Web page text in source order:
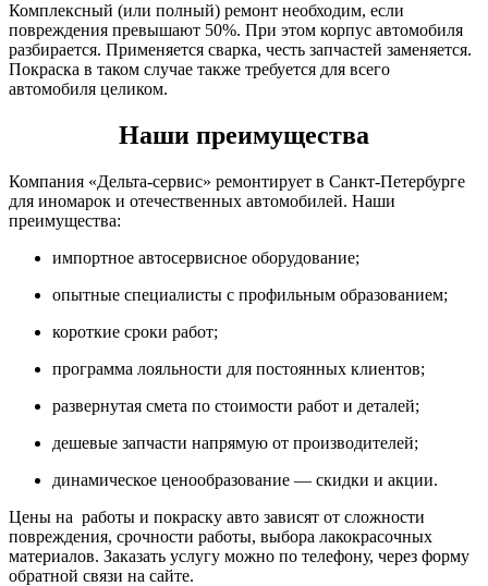
Комплексный (или полный) ремонт необходим, если
повреждения превышают 50%. При этом корпус автомобиля
разбирается. Применяется сварка, честь запчастей заменяется.
Покраска в таком случае также требуется для всего
автомобиля целиком.
Наши преимущества
Компания «Дельта-сервис» ремонтирует в Санкт-Петербурге
для иномарок и отечественных автомобилей. Наши
преимущества:
импортное автосервисное оборудование;
опытные специалисты с профильным образованием;
короткие сроки работ;
программа лояльности для постоянных клиентов;
развернутая смета по стоимости работ и деталей;
дешевые запчасти напрямую от производителей;
динамическое ценообразование — скидки и акции.
Цены на работы и покраску авто зависят от сложности
повреждения, срочности работы, выбора лакокрасочных
материалов. Заказать услугу можно по телефону, через форму
обратной связи на сайте.